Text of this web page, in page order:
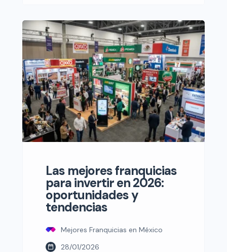
ciegas. Pero vamos a ser sinceros: el
México de 2026 ya no es el de hace
cinco años. Entre el empuje del
Mundial de Fútbol, la consolidación
de la Inteligencia Artificial (IA) en
negocios de […]
Las mejores franquicias
para invertir en 2026:
oportunidades y
tendencias
Mejores Franquicias en México
28/01/2026